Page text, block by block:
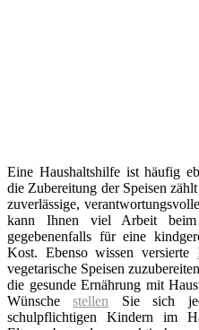
Eine Haushaltshilfe ist häufig
die Zubereitung der Speisen
zuverlässige,
kann Ihnen viel Arbeit
gegebenenfalls für eine
Kost. Ebenso wissen versierte
vegetarische Speisen
die gesunde Ernährung mit
Wünschestellen Sie sich
schulpflichtigen Kindern im